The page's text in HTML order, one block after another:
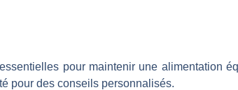
pour maintenir une alimentation
pour des conseils personnalisés.